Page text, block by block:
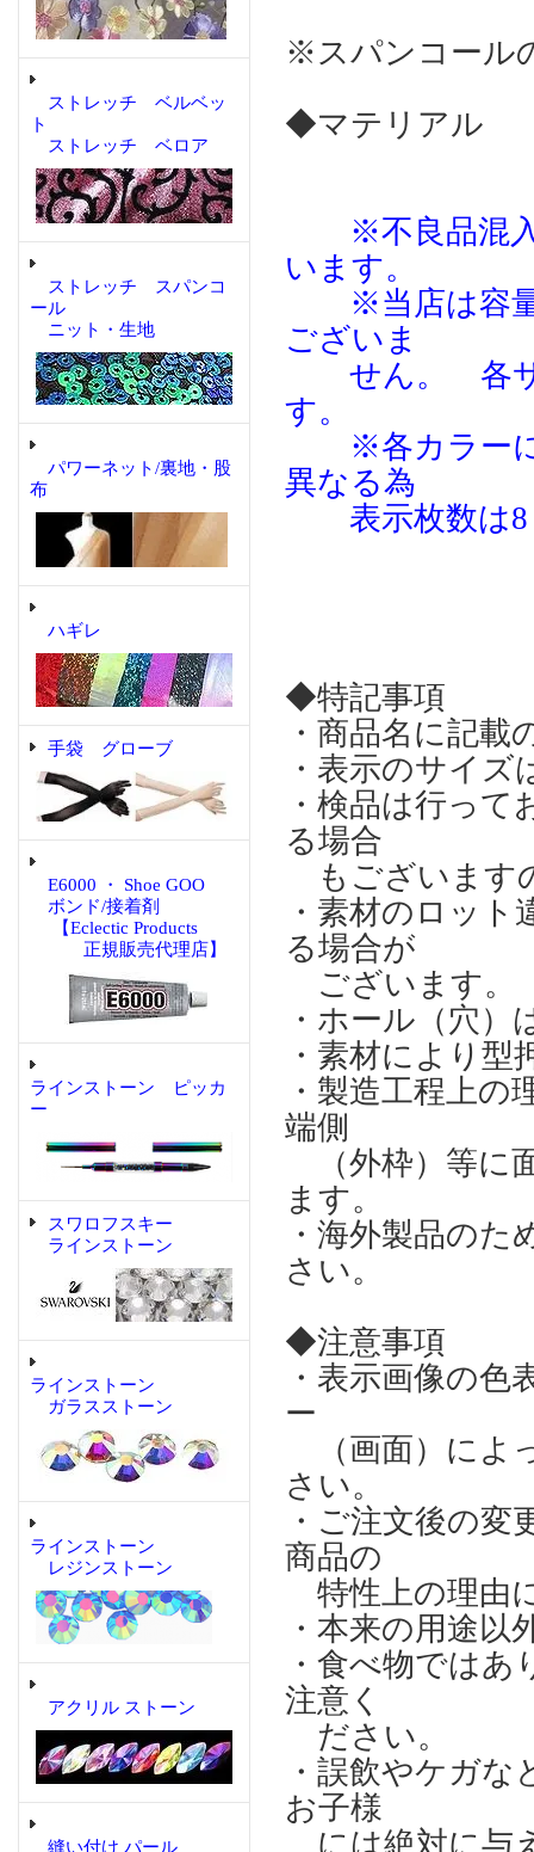
ストレッチ ベルベッ
ト
ストレッチ ベロア
ストレッチ スパンコ
ール
ニット・生地
パワーネット/裏地・股
布
ハギレ
手袋 グローブ
E6000 ・ Shoe GOO
ボンド/接着剤
【Eclectic Products
正規販売代理店】
ラインストーン ピッカ
ー
スワロフスキー
ラインストーン
ラインストーン
ガラスストーン
ラインストーン
レジンストーン
アクリル ストーン
縫い付け パール
※スパンコール
◆マテリアル
※不良品混入
います。
※当店は容量
ございま
せん。 各サ
す。
※各カラーに
異なる為
表示枚数は8
◆特記事項
・商品名に記
・表示のサイ
・検品は行っ
る場合
もございます
・素材のロッ
る場合が
ございます。
・ホール（穴
・素材により
・製造工程上
端側
（外枠）等に
ます。
・海外製品の
さい。
◆注意事項
・表示画像の
ー
（画面）によ
さい。
・ご注文後の
商品の
特性上の理由
・本来の用途
・食べ物では
注意く
ださい。
・誤飲やケガ
お子様
には絶対に与